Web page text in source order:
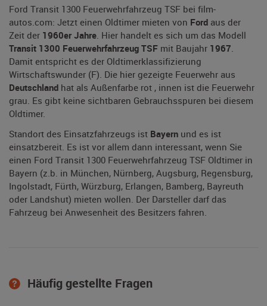
Ford Transit 1300 Feuerwehrfahrzeug TSF bei film-
autos.com: Jetzt einen Oldtimer mieten von Ford aus der
Zeit der 1960er Jahre. Hier handelt es sich um das Modell
Transit 1300 Feuerwehrfahrzeug TSF mit Baujahr 1967.
Damit entspricht es der Oldtimerklassifizierung
Wirtschaftswunder (F). Die hier gezeigte Feuerwehr aus
Deutschland hat als Außenfarbe rot , innen ist die Feuerwehr
grau. Es gibt keine sichtbaren Gebrauchsspuren bei diesem
Oldtimer.
Standort des Einsatzfahrzeugs ist Bayern und es ist
einsatzbereit. Es ist vor allem dann interessant, wenn Sie
einen Ford Transit 1300 Feuerwehrfahrzeug TSF Oldtimer in
Bayern (z.b. in München, Nürnberg, Augsburg, Regensburg,
Ingolstadt, Fürth, Würzburg, Erlangen, Bamberg, Bayreuth
oder Landshut) mieten wollen. Der Darsteller darf das
Fahrzeug bei Anwesenheit des Besitzers fahren.
Häufig gestellte Fragen